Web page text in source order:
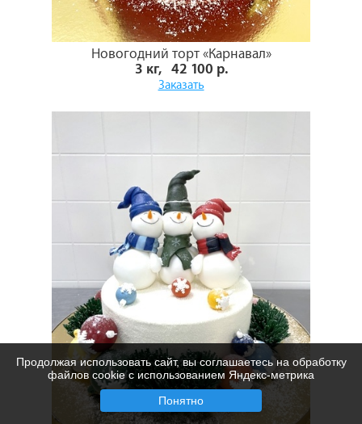
Новогодний торт «Карнавал»
3 кг, 42 100 р.
Заказать
Продолжая использовать сайт, вы соглашаетесь на обработку
файлов cookie с использованием Яндекс-метрика
Понятно